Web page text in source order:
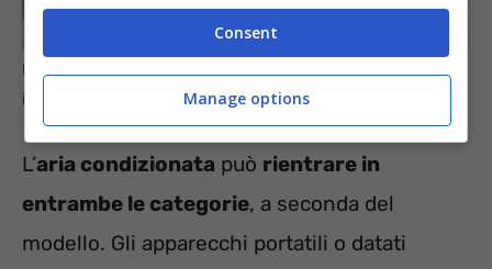
I consumi nascosti che pesano sulla bolletta estiva –
informazioneoggi.i
L’aria condizionata può rientrare in
entrambe le categorie, a seconda del
modello. Gli apparecchi portatili o datati
Consent
Manage options